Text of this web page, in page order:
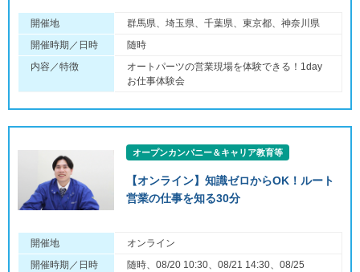
開催地
群馬県、埼玉県、千葉県、東京都、神奈川県
開催時期／日時
随時
内容／特徴
オートパーツの営業現場を体験できる！1day
お仕事体験会
オープンカンパニー＆キャリア教育等
【オンライン】知識ゼロからOK！ルート
営業の仕事を知る30分
開催地
オンライン
開催時期／日時
随時、08/20 10:30、08/21 14:30、08/25